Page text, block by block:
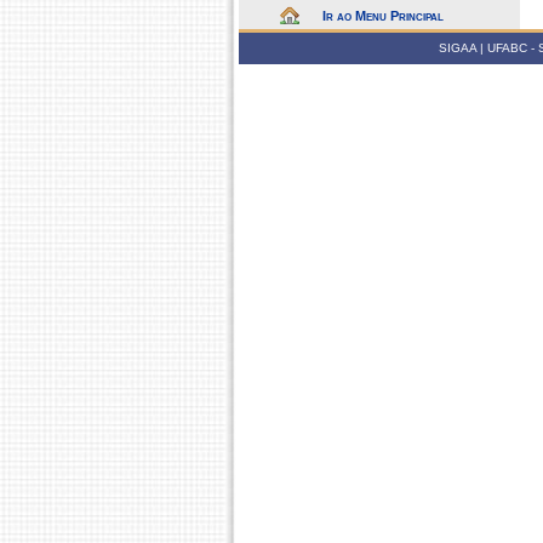
Ir ao Menu Principal
SIGAA | UFABC -